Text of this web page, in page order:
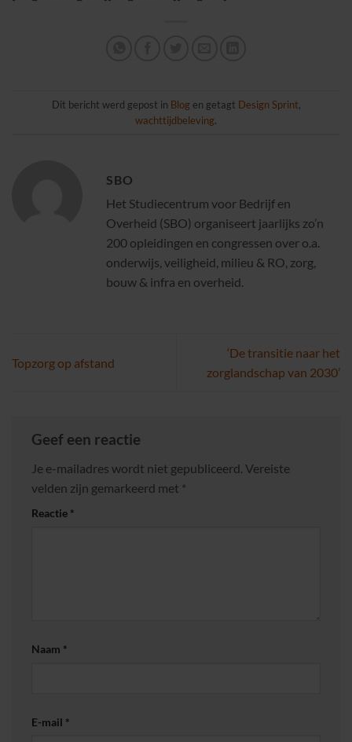
Dit bericht werd gepost in Blogen getagt Design Sprint,
wachttijdbeleving.
SBO
Het Studiecentrum voor Bedrijf en
Overheid (SBO) organiseert jaarlijks zo’n
200 opleidingen en congressen over o.a.
onderwijs, veiligheid, milieu & RO, zorg,
bouw & infra en overheid.
Topzorg op afstand
‘De transitie naar het
zorglandschap van 2030’
Geef een reactie
Je e-mailadres wordt niet gepubliceerd. Vereiste
velden zijn gemarkeerd met *
Reactie *
Naam *
E-mail *